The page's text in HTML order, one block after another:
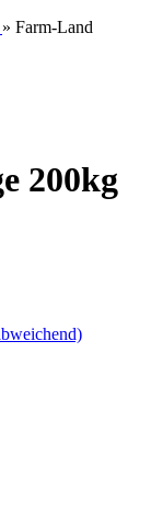
» Farm-Land
200kg